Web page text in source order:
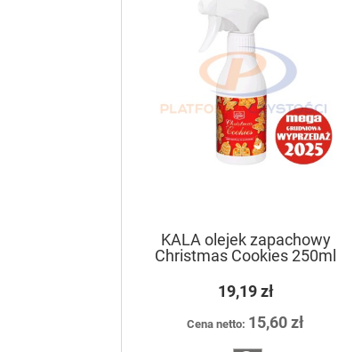
KALA olejek zapachowy
Christmas Cookies 250ml
19,19 zł
Cena netto: 15,60 zł